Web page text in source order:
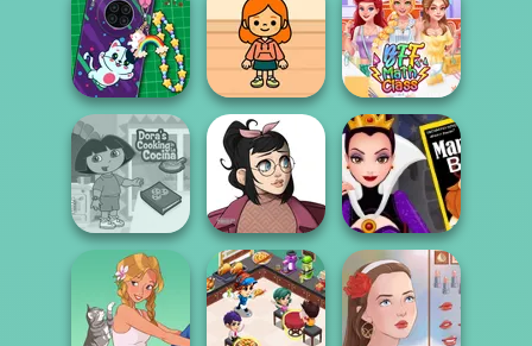
Princesses Become
Magical Crea...
Ariel Underwater
Sleepover
DIY Phone Case
Shop
TB Avataria Life
Girl
BFF Math Class
Dora Cooking in
la Cucina
Casual Icon
Maker
Evil Queen's
Revenge